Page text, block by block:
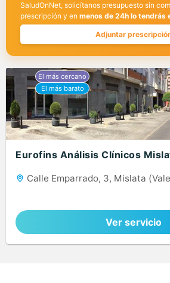
SaludOnNet, solicítanos presupuesto sin
prescripción y en menos de 24h lo tendrás
Adjuntar
Eurofins Análisis Clínicos
Calle Emparrado, 3, Mislata
Ver servicio